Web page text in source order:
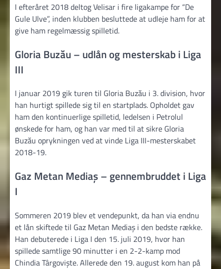
I efteråret 2018 deltog Velisar i fire ligakampe for “De
Gule Ulve”, inden klubben besluttede at udleje ham for at
give ham regelmæssig spilletid.
Gloria Buzău – udlån og mesterskab i Liga
III
I januar 2019 gik turen til Gloria Buzău i 3. division, hvor
han hurtigt spillede sig til en startplads. Opholdet gav
ham den kontinuerlige spilletid, ledelsen i Petrolul
ønskede for ham, og han var med til at sikre Gloria
Buzău oprykningen ved at vinde Liga III-mesterskabet
2018-19.
Gaz Metan Mediaș – gennembruddet i Liga
I
Sommeren 2019 blev et vendepunkt, da han via endnu
et lån skiftede til Gaz Metan Mediaș i den bedste række.
Han debuterede i Liga I den 15. juli 2019, hvor han
spillede samtlige 90 minutter i en 2-2-kamp mod
Chindia Târgoviște. Allerede den 19. august kom han på